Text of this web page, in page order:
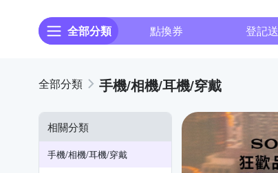
全部分類 點換券 登記送
手機/相機/耳機/穿戴
相關分類
手機/相機/耳機/穿戴